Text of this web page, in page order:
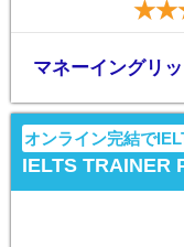
マネーイングリ
オンライン完結で
IELTS TRAINER